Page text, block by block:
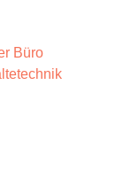
Büro